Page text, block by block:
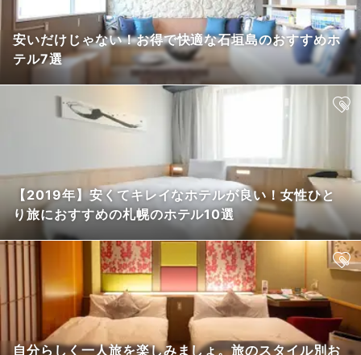
安いだけじゃない！お得で快適な石垣島のおすすめホ
テル7選
【2019年】安くてキレイなホテルが良い！女性ひと
り旅におすすめの札幌のホテル10選
自分らしく一人旅を楽しみましょ。旅のスタイル別お